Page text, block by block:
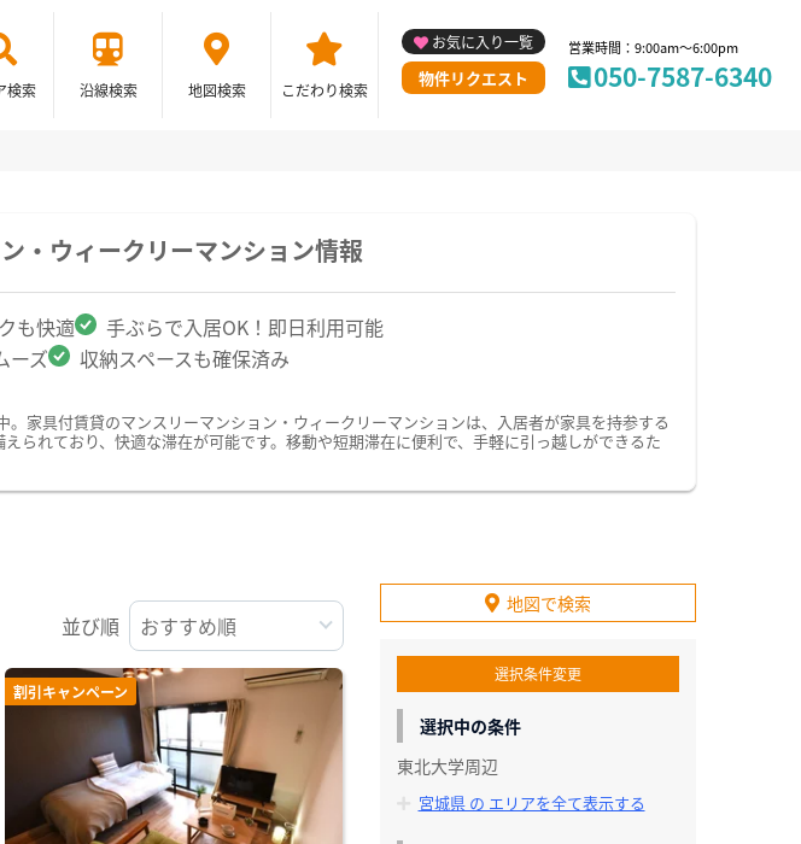
検索 沿線検索 地図検索 こだわり検索
お気に入り一覧
物件リクエスト
営業時間：9:00am～6:00pm
050-7587-6340
・ウィークリーマンション情報
も快適
手ぶらで入居OK！即日利用可能
ーズ 収納スペースも確保済み
家具付賃貸のマンスリーマンション・ウィークリーマンションは、入居者が家具を持参する
られており、快適な滞在が可能です。移動や短期滞在に便利で、手軽に引っ越しができるた
並び順
割引キャンペーン
地図で検索
選択条件変更
選択中の条件
東北大学周辺
宮城県 の エリアを全て表示する